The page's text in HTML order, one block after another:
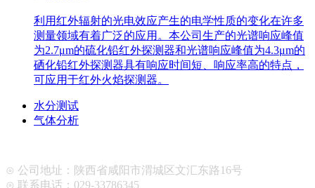
利用红外辐射的光电效应产生的电学性质的变化在许多
测量领域有着广泛的应用。本公司生产的光谱响应峰值
为2.7μm的硫化铅红外探测器和光谱响应峰值为4.3μm的
硒化铅红外探测器具有响应时间短、响应率高的特点，
可应用于红外火焰探测器。
水分测试
气体分析
⊙ 公司地址：陕西省咸阳市渭城区文汇东路16号
⊙ 联系电话：029-33786345